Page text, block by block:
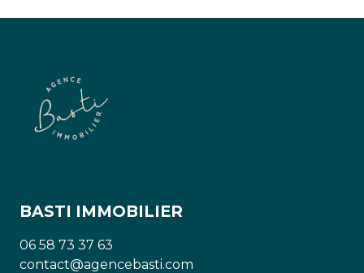
BASTI IMMOBILIER
06 58 73 37 63
contact@agencebasti.com